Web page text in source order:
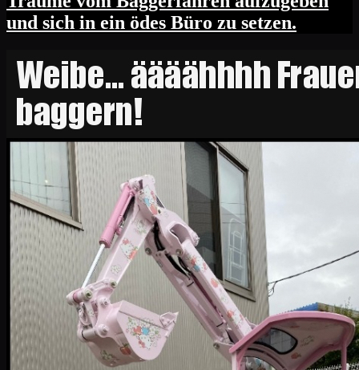
und sich in ein ödes Büro zu setzen.